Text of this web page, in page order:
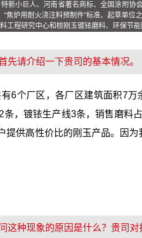
新小巨人、河南省著名商标、全国涂附协
“焦炉用耐火浇注料预制件”标准、起草单
工程研究中心和棕刚玉镀铱磨料、环保节能
请介绍一下贵司的基本情况。
6个厂区，各厂区建筑面积7
，镀铱生产线3条，销售磨
供高性价比的刚玉产品。因
种现象的原因是什么？贵司对